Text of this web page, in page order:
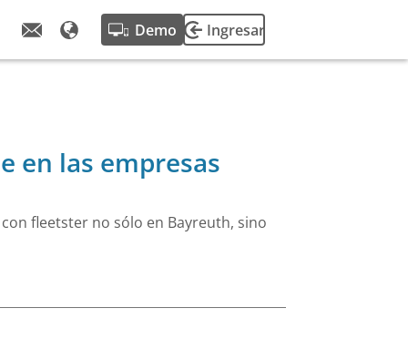
Demo Ingresar
en las empresas
fleetster no sólo en Bayreuth, sino